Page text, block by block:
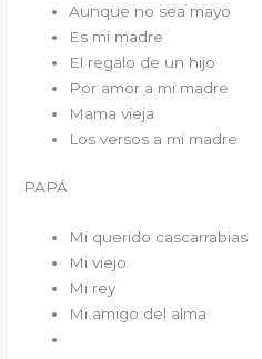
Aunque no sea mayo
Es mi madre
El regalo de un hijo
Por amor a mi madre
Mama vieja
Los versos a mi madre
PAPÁ
Mi querido cascarrabias
Mi viejo
Mi rey
Mi amigo del alma